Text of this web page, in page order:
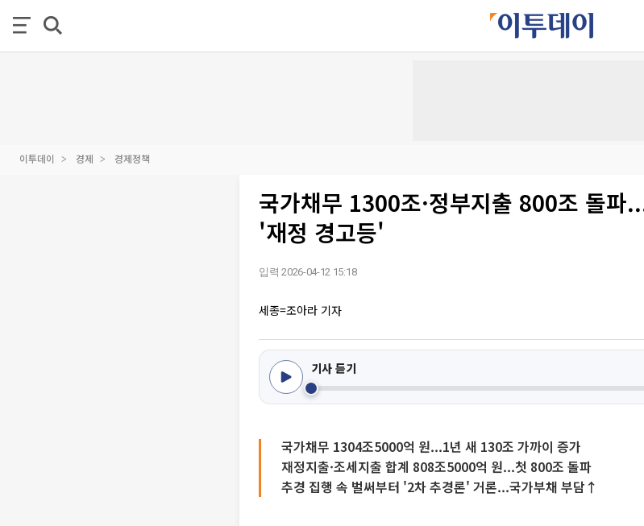
이투데이 경제 경제정책
국가채무 1300조·정부지출 800조 돌파
'재정 경고등'
입력 2026-04-12 15:18
세종=조아라 기자
기사 듣기
국가채무 1304조5000억 원...1년 새 130조 가까이 증가
재정지출·조세지출 합계 808조5000억 원...첫 800조 돌파
추경 집행 속 벌써부터 '2차 추경론' 거론...국가부채 부담↑